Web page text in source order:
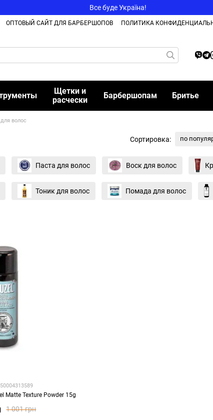
Все буде Україна!
ОПТОВЫЙ САЙТ ДЛЯ БАРБЕРШОПОВ ПОЛИТИКА
Щетки и
расчески
Барбершопам Бритье
волос
Сортировка: по
Паста для волос Воск для волос
Тоник для волос Помада для волос
Matte Texture Powder 15g
1 001 грн